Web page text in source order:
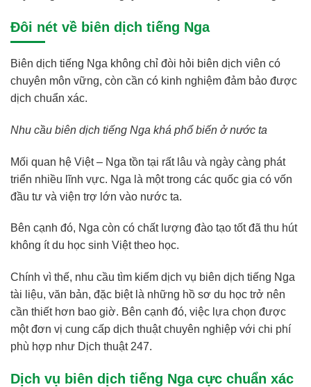
Đôi nét về biên dịch tiếng Nga
Biên dịch tiếng Nga không chỉ đòi hỏi biên dịch viên có
chuyên môn vững, còn cần có kinh nghiệm đảm bảo được
dịch chuẩn xác.
Nhu cầu biên dịch tiếng Nga khá phổ biến ở nước ta
Mối quan hệ Việt – Nga tồn tại rất lâu và ngày càng phát
triển nhiều lĩnh vực. Nga là một trong các quốc gia có vốn
đầu tư và viện trợ lớn vào nước ta.
Bên cạnh đó, Nga còn có chất lượng đào tạo tốt đã thu hút
không ít du học sinh Việt theo học.
Chính vì thế, nhu cầu tìm kiếm dịch vụ biên dịch tiếng Nga
tài liệu, văn bản, đặc biệt là những hồ sơ du học trở nên
cần thiết hơn bao giờ. Bên cạnh đó, việc lựa chọn được
một đơn vị cung cấp dịch thuật chuyên nghiệp với chi phí
phù hợp như Dịch thuật 247.
Dịch vụ biên dịch tiếng Nga cực chuẩn xác